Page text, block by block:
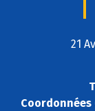
21
Coordonnées